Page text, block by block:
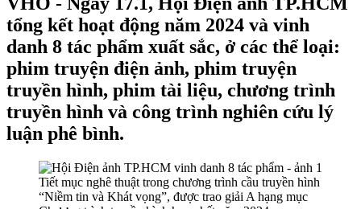
tổng kết hoạt động năm 2024 và vinh
danh 8 tác phẩm xuất sắc, ở các thể loại:
phim truyện điện ảnh, phim truyện
truyền hình, phim tài liệu, chương trình
truyền hình và công trình nghiên cứu lý
luận phê bình.
Tiết mục nghê thuật trong chương trình cầu truyền hình
“Niềm tin và Khát vọng”, được trao giải A hạng mục